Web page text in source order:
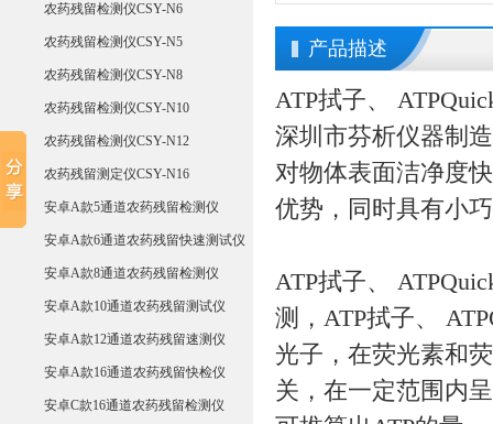
农药残留检测仪CSY-N6
农药残留检测仪CSY-N5
农药残留检测仪CSY-N8
农药残留检测仪CSY-N10
农药残留检测仪CSY-N12
农药残留测定仪CSY-N16
安卓A款5通道农药残留检测仪
安卓A款6通道农药残留快速测试仪
安卓A款8通道农药残留检测仪
安卓A款10通道农药残留测试仪
安卓A款12通道农药残留速测仪
安卓A款16通道农药残留快检仪
安卓C款16通道农药残留检测仪
产品描述
ATP拭子、
深圳市芬析仪器制
对物体表面洁净度
优势，同时具有小
ATP拭子、
测，ATP拭子、
光子，在荧光素和
关，在一定范围内